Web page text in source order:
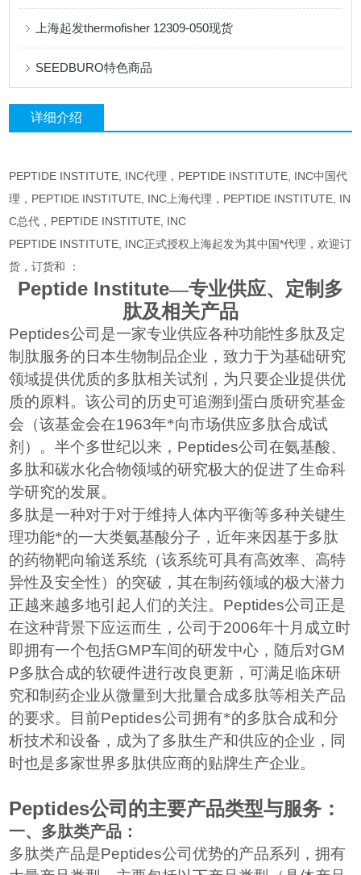
上海起发thermofisher 12309-050现货
SEEDBURO特色商品
详细介绍
PEPTIDE INSTITUTE, INC代理，PEPTIDE INSTITUTE, INC中国代
理，PEPTIDE INSTITUTE, INC上海代理，PEPTIDE INSTITUTE, IN
C总代，PEPTIDE INSTITUTE, INC
PEPTIDE INSTITUTE, INC正式授权上海起发为其中国*代理，欢迎订
货，订货和 ：
Peptide Institute—专业供应、定制多
肽及相关产品
Peptides公司是一家专业供应各种功能性多肽及定
制肽服务的日本生物制品企业，致力于为基础研究
领域提供优质的多肽相关试剂，为只要企业提供优
质的原料。该公司的历史可追溯到蛋白质研究基金
会（该基金会在1963年*向市场供应多肽合成试
剂）。半个多世纪以来， Peptides公司在氨基酸、
多肽和碳水化合物领域的研究极大的促进了生命科
学研究的发展。
多肽是一种对于对于维持人体内平衡等多种关键生
理功能*的一大类氨基酸分子，近年来因基于多肽
的药物靶向输送系统（该系统可具有高效率、高特
异性及安全性）的突破，其在制药领域的极大潜力
正越来越多地引起人们的关注。 Peptides公司正是
在这种背景下应运而生，公司于2006年十月成立时
即拥有一个包括GMP车间的研发中心，随后对GM
P多肽合成的软硬件进行改良更新，可满足临床研
究和制药企业从微量到大批量合成多肽等相关产品
的要求。目前Peptides公司拥有*的多肽合成和分
析技术和设备，成为了多肽生产和供应的企业，同
时也是多家世界多肽供应商的贴牌生产企业。
Peptides公司的主要产品类型与服务：
一、多肽类产品：
多肽类产品是Peptides公司优势的产品系列，拥有